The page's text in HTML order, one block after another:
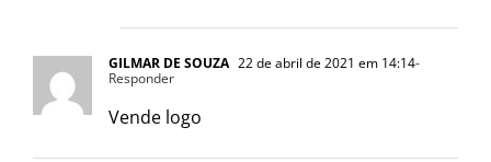
GILMAR DE SOUZA 22 de abril de 2021 em 14:14-
Responder
Vende logo